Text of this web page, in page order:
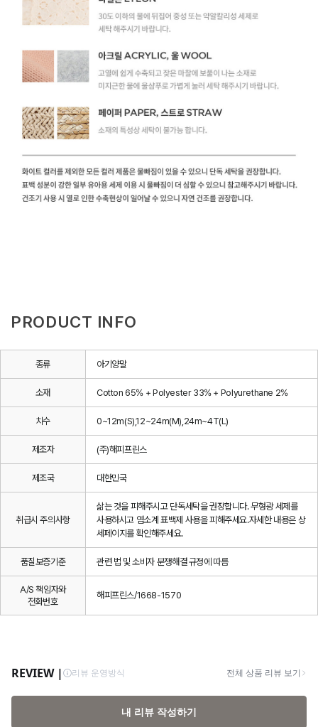
PRODUCT INFO
종류 아기양말
소재 Cotton 65% + Polyester 33% + Polyurethane 2%
치수 0~12m(S),12~24m(M),24m~4T(L)
제조자 (주)해피프린스
제조국 대한민국
취급시 주의사항
삶는 것을 피해주시고 단독세탁을 권장합니다. 무형광 세제를
사용하시고 염소계 표백제 사용을 피해주세요.자세한 내용은 상
세페이지를 확인해주세요.
품질보증기준 관련 법 및 소비자 분쟁해결 규정에 따름
A/S 책임자와
전화번호
해피프린스/1668-1570